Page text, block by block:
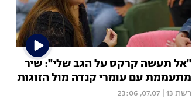
"אל תעשה קרקס על הגב שלי": שיר
מתעממת עם עומרי קנדה מול הזוגות
רשת 13 07.07, 23:06